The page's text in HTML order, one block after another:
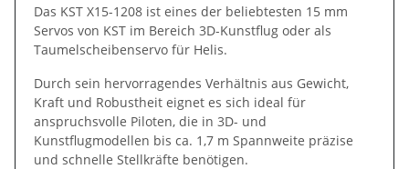
Das KST X15-1208 ist eines der beliebtesten 15 mm
Servos von KST im Bereich 3D-Kunstflug oder als
Taumelscheibenservo für Helis.
Durch sein hervorragendes Verhältnis aus Gewicht,
Kraft und Robustheit eignet es sich ideal für
anspruchsvolle Piloten, die in 3D- und
Kunstflugmodellen bis ca. 1,7 m Spannweite präzise
und schnelle Stellkräfte benötigen.